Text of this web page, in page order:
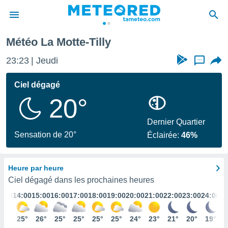
de
en
Météo La Motte-Tilly
23:23 Jeudi ...
Ciel dégagé
20°
Sensation de 20°
Dernier Quartier
Éclairée:46%
Heure par heure
Ciel dégagé dans les prochaines heures
14:00
25°
15:00
26°
16:00
25°
17:00
25°
18:00
25°
19:00
25°
20:00
24°
21:00
23°
22:00
21°
23:00
20°
24:00
19°